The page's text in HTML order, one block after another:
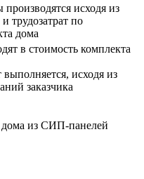
исходя из
трудозатрат по
дома
в стоимость комплекта
выполняется, исходя из
заказчика
дома из СИП-панелей